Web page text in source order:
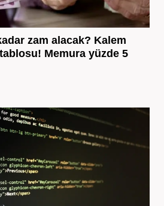
zam alacak? Kalem
Memura yüzde 5